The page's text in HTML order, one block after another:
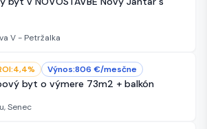
V - Petržalka
4,4% Výnos:806 €/mesčne
byt o výmere 73m2 + balkón
Senec